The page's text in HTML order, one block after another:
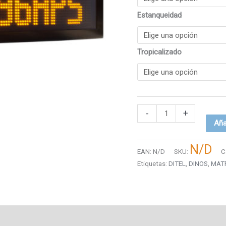
Estanqueidad
Tropicalizado
- +
EAN: N/D SKU: N/D
Etiquetas: DITEL DINOS